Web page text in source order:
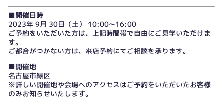
■開催日時
2023年 9月 30日（土） 10:00～16:00
ご予約をいただいた方は、上記時間帯で自由にご見学いただけま
す。
ご都合がつかない方は、 来店予約にてご相談を承ります。
■開催地
名古屋市緑区
※詳しい開催地や会場へのアクセスはご予約をいただいたお客様
のみお知らせいたします。